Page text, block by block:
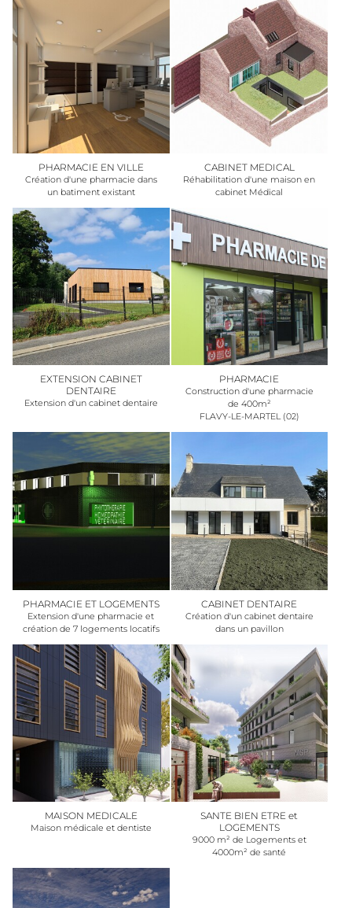
PHARMACIE EN VILLE
Création d'une pharmacie dans
un batiment existant
CABINET MEDICAL
Réhabilitation d'une maison en
cabinet Médical
EXTENSION CABINET
DENTAIRE
Extension d'un cabinet dentaire
PHARMACIE
Construction d'une pharmacie
de 400m²
FLAVY-LE-MARTEL (02)
PHARMACIE ET LOGEMENTS
Extension d'une pharmacie et
création de 7 logements locatifs
CABINET DENTAIRE
Création d'un cabinet dentaire
dans un pavillon
MAISON MEDICALE
Maison médicale et dentiste
SANTE BIEN ETRE et
LOGEMENTS
9000 m² de Logements et
4000m² de santé